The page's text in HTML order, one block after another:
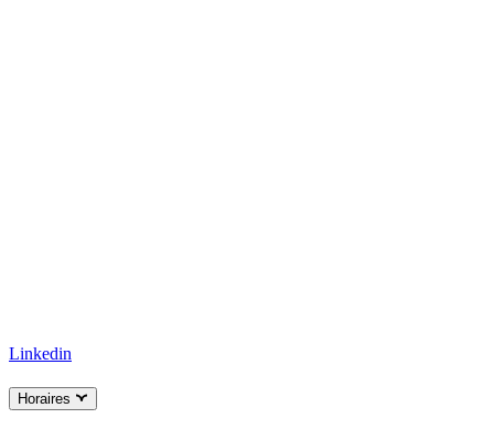
Linkedin
Horaires